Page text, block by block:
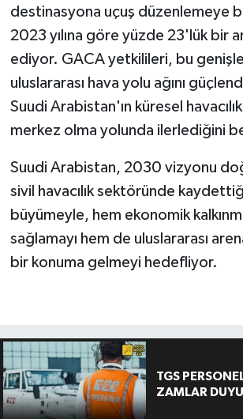
destinasyona uçuş düzenlemeye
2023 yılına göre yüzde 23'lük bir
ediyor. GACA yetkilileri, bu
uluslararası hava yolu ağını
Suudi Arabistan'ın küresel
merkez olma yolunda ilerlediğini
Suudi Arabistan, 2030 vizyonu
sivil havacılık sektöründe
büyümeyle, hem ekonomik
sağlamayı hem de uluslararası
bir konuma gelmeyi hedefliyor.
TGS
ZAMLAR